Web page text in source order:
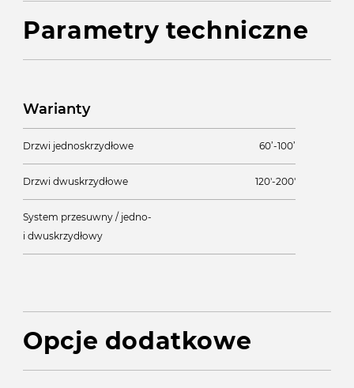
Parametry techniczne
Warianty
Drzwi jednoskrzydłowe 60’-100’
Drzwi dwuskrzydłowe 120'-200'
System przesuwny / jedno-
i dwuskrzydłowy
Opcje dodatkowe